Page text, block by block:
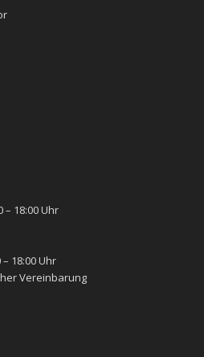
– 18:00 Uhr
18:00 Uhr
Vereinbarung